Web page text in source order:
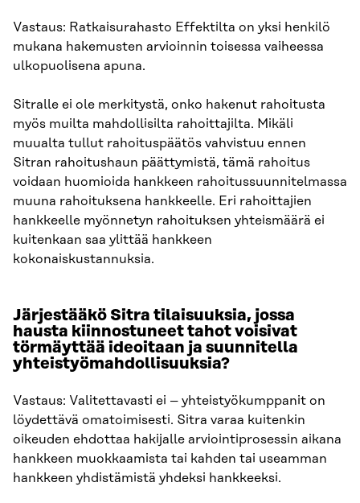
Vastaus: Ratkaisurahasto Effektilta on yksi henkilö
mukana hakemusten arvioinnin toisessa vaiheessa
ulkopuolisena apuna.
Sitralle ei ole merkitystä, onko hakenut rahoitusta
myös muilta mahdollisilta rahoittajilta. Mikäli
muualta tullut rahoituspäätös vahvistuu ennen
Sitran rahoitushaun päättymistä, tämä rahoitus
voidaan huomioida hankkeen rahoitussuunnitelmassa
muuna rahoituksena hankkeelle. Eri rahoittajien
hankkeelle myönnetyn rahoituksen yhteismäärä ei
kuitenkaan saa ylittää hankkeen
kokonaiskustannuksia.
Järjestääkö Sitra tilaisuuksia, jossa
hausta kiinnostuneet tahot voisivat
törmäyttää ideoitaan ja suunnitella
yhteistyömahdollisuuksia?
Vastaus: Valitettavasti ei – yhteistyökumppanit on
löydettävä omatoimisesti. Sitra varaa kuitenkin
oikeuden ehdottaa hakijalle arviointiprosessin aikana
hankkeen muokkaamista tai kahden tai useamman
hankkeen yhdistämistä yhdeksi hankkeeksi.